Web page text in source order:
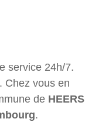
service 24h/7.
Chez vous en
de HEERS
.